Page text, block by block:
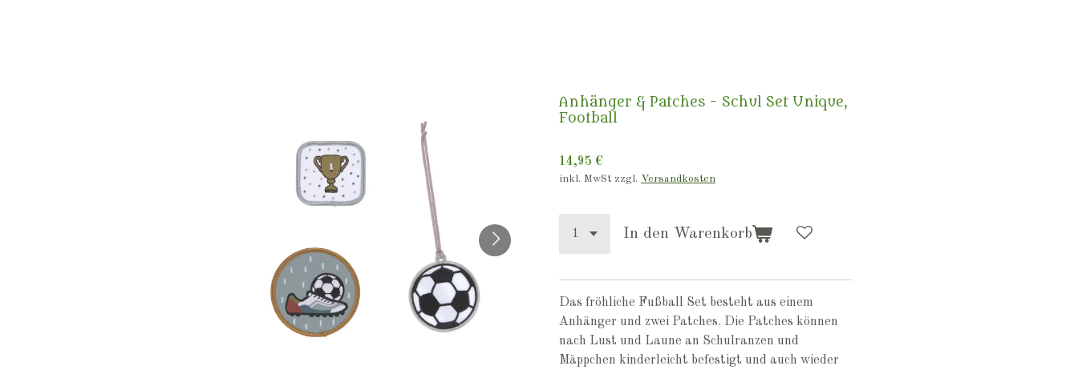
Anhänger & Patches - Schul Set Unique,
Football
14,95 €
inkl. MwSt zzgl. Versandkosten
In den Warenkorb
Das fröhliche Fußball Set besteht aus einem
Anhänger und zwei Patches. Die Patches können
nach Lust und Laune an Schulranzen und
Mäppchen kinderleicht befestigt und auch wieder